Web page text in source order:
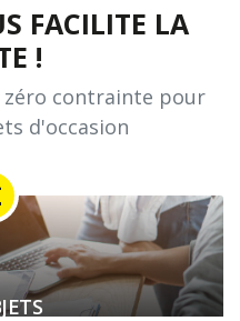
FACILITE LA
!
zéro contrainte pour
d'occasion